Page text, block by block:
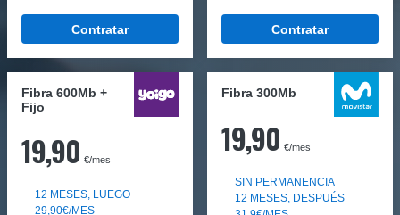
Contratar Contratar
Fibra 600Mb +
Fijo
19,90 €/mes
12 MESES, LUEGO
29,90€/MES
Fibra 300Mb
19,90 €/mes
SIN PERMANENCIA
12 MESES, DESPUÉS